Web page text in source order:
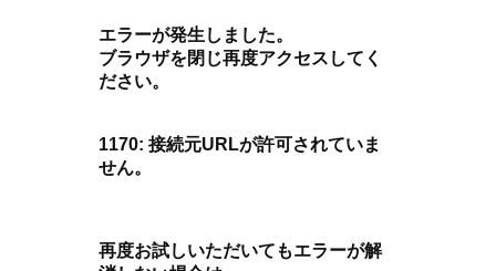
エラーが発生しました。
ブラウザを閉じ再度アクセスしてく
ださい。
1170: 接続元URLが許可されていま
せん。
再度お試しいただいてもエラーが解